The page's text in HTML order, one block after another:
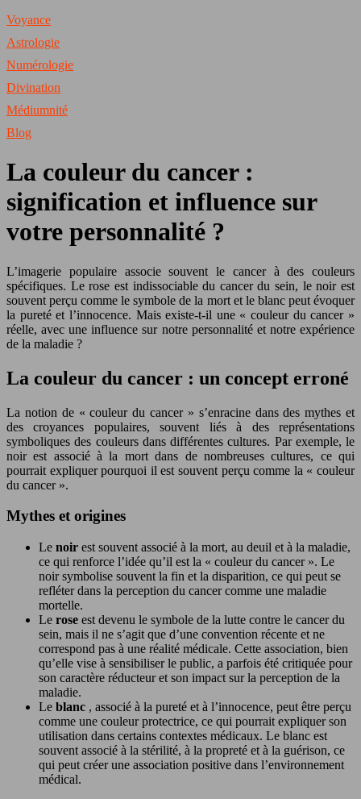
Voyance
Astrologie
Numérologie
Divination
Médiumnité
Blog
La couleur du cancer :
signification et influence sur
votre personnalité ?
L’imagerie populaire associe souvent le cancer à des couleurs
spécifiques. Le rose est indissociable du cancer du sein, le noir est
souvent perçu comme le symbole de la mort et le blanc peut évoquer
la pureté et l’innocence. Mais existe-t-il une « couleur du cancer »
réelle, avec une influence sur notre personnalité et notre expérience
de la maladie ?
La couleur du cancer : un concept erroné
La notion de « couleur du cancer » s’enracine dans des mythes et
des croyances populaires, souvent liés à des représentations
symboliques des couleurs dans différentes cultures. Par exemple, le
noir est associé à la mort dans de nombreuses cultures, ce qui
pourrait expliquer pourquoi il est souvent perçu comme la « couleur
du cancer ».
Mythes et origines
Le noir est souvent associé à la mort, au deuil et à la maladie,
ce qui renforce l’idée qu’il est la « couleur du cancer ». Le
noir symbolise souvent la fin et la disparition, ce qui peut se
refléter dans la perception du cancer comme une maladie
mortelle.
Le rose est devenu le symbole de la lutte contre le cancer du
sein, mais il ne s’agit que d’une convention récente et ne
correspond pas à une réalité médicale. Cette association, bien
qu’elle vise à sensibiliser le public, a parfois été critiquée pour
son caractère réducteur et son impact sur la perception de la
maladie.
Le blanc , associé à la pureté et à l’innocence, peut être perçu
comme une couleur protectrice, ce qui pourrait expliquer son
utilisation dans certains contextes médicaux. Le blanc est
souvent associé à la stérilité, à la propreté et à la guérison, ce
qui peut créer une association positive dans l’environnement
médical.